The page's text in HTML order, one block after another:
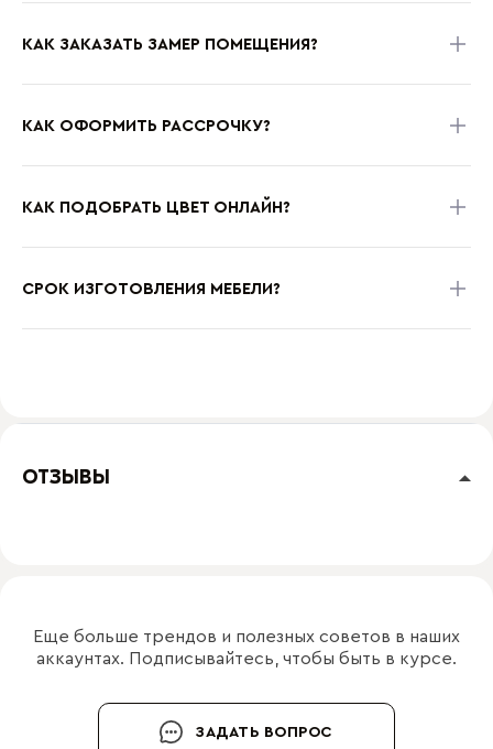
КАК ЗАКАЗАТЬ ЗАМЕР ПОМЕЩЕНИЯ?
КАК ОФОРМИТЬ РАССРОЧКУ?
КАК ПОДОБРАТЬ ЦВЕТ ОНЛАЙН?
СРОК ИЗГОТОВЛЕНИЯ МЕБЕЛИ?
ОТЗЫВЫ
Еще больше трендов и полезных советов в наших
аккаунтах. Подписывайтесь, чтобы быть в курсе.
ЗАДАТЬ ВОПРОС